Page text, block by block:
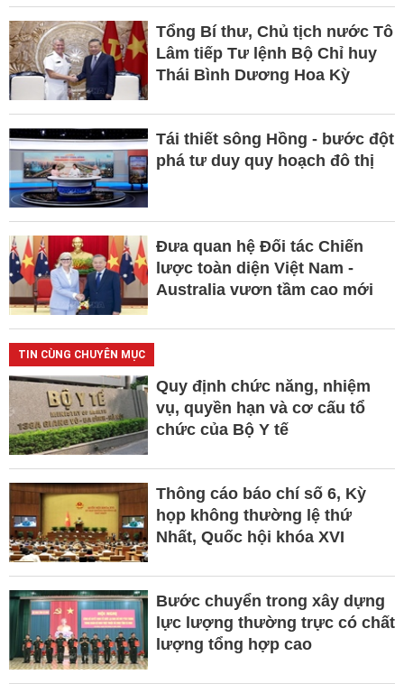
Tổng Bí thư, Chủ tịch nước Tô
Lâm tiếp Tư lệnh Bộ Chỉ huy
Thái Bình Dương Hoa Kỳ
Tái thiết sông Hồng - bước đột
phá tư duy quy hoạch đô thị
Đưa quan hệ Đối tác Chiến
lược toàn diện Việt Nam -
Australia vươn tầm cao mới
TIN CÙNG CHUYÊN MỤC
Quy định chức năng, nhiệm
vụ, quyền hạn và cơ cấu tổ
chức của Bộ Y tế
Thông cáo báo chí số 6, Kỳ
họp không thường lệ thứ
Nhất, Quốc hội khóa XVI
Bước chuyển trong xây dựng
lực lượng thường trực có chất
lượng tổng hợp cao